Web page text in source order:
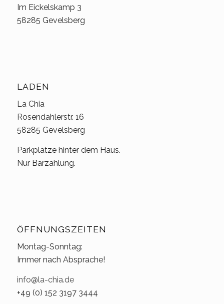
Im Eickelskamp 3
58285 Gevelsberg
LADEN
La Chia
Rosendahlerstr. 16
58285 Gevelsberg
Parkplätze hinter dem Haus.
Nur Barzahlung.
ÖFFNUNGSZEITEN
Montag-Sonntag:
Immer nach Absprache!
info@la-chia.de
+49 (0) 152 3197 3444